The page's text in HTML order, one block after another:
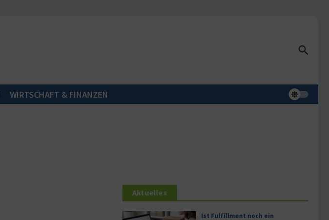
WIRTSCHAFT & FINANZEN
Aktuelles
Ist Fulfillment noch ein